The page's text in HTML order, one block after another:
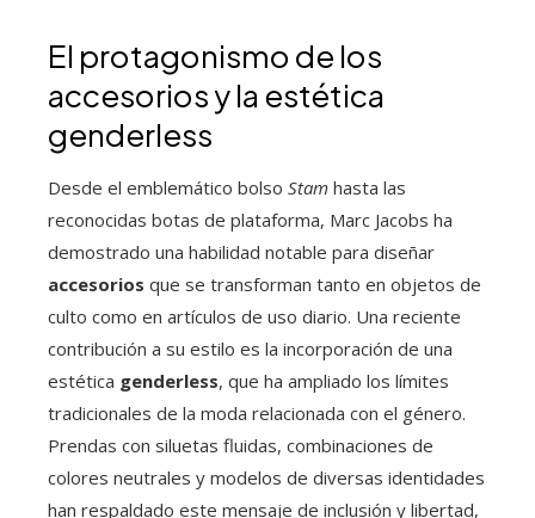
El protagonismo de los
accesorios y la estética
genderless
Desde el emblemático bolso Stam hasta las
reconocidas botas de plataforma, Marc Jacobs ha
demostrado una habilidad notable para diseñar
accesorios que se transforman tanto en objetos de
culto como en artículos de uso diario. Una reciente
contribución a su estilo es la incorporación de una
estética genderless, que ha ampliado los límites
tradicionales de la moda relacionada con el género.
Prendas con siluetas fluidas, combinaciones de
colores neutrales y modelos de diversas identidades
han respaldado este mensaje de inclusión y libertad,